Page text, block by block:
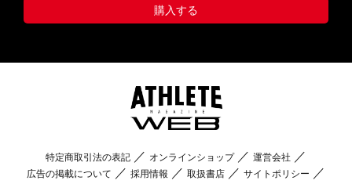
購入する
特定商取引法の表記 オンラインショップ
運営会社
広告の掲載について
採用情報 取扱書店 サイトポリシー